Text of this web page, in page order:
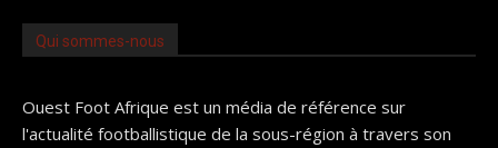
Qui sommes-nous
Ouest Foot Afrique est un média de référence sur
l'actualité footballistique de la sous-région à travers son